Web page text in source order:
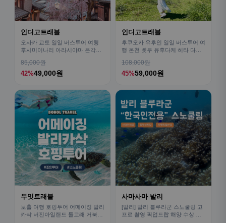
인디고트래블
오사카 교토 일일 버스투어 여행
후시미이나리 아라시야마 은각사
85,000원
42%49,000원
인디고트래블
후쿠오카 유후인 일일 버스투어 여
행 온천 벳부 유후다케 히타 다자
108,000원
45%59,000원
두잇트래블
보홀 여행 호핑투어 어메이징 발리
카삭 버진아일랜드 돌고래 거북이
사마사마 발리
[발리] 발리 블루라군 스노쿨링 고
프로 촬영 픽업드랍 해양 수상 액